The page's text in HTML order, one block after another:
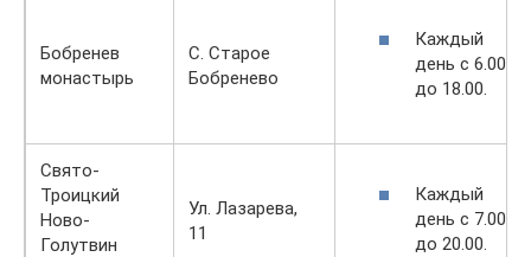
Бобренев
монастырь
С. Старое
Бобренево
Каждый
день с 6.00
до 18.00.
Свято-
Троицкий
Ново-
Голутвин
Ул. Лазарева,
11
Каждый
день с 7.00
до 20.00.